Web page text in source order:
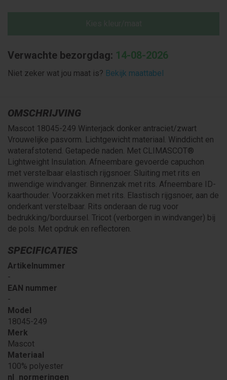
Verwachte bezorgdag: 14-08-2026
Niet zeker wat jou maat is? Bekijk maattabel
OMSCHRIJVING
Mascot 18045-249 Winterjack donker antraciet/zwart
Vrouwelijke pasvorm. Lichtgewicht materiaal. Winddicht en
waterafstotend. Getapede naden. Met CLIMASCOT®
Lightweight Insulation. Afneembare gevoerde capuchon
met verstelbaar elastisch rijgsnoer. Sluiting met rits en
inwendige windvanger. Binnenzak met rits. Afneembare ID-
kaarthouder. Voorzakken met rits. Elastisch rijgsnoer, aan de
onderkant verstelbaar. Rits onderaan de rug voor
bedrukking/borduursel. Tricot (verborgen in windvanger) bij
de pols. Met opdruk en reflectoren.
SPECIFICATIES
Artikelnummer
-
EAN nummer
-
Model
18045-249
Merk
Mascot
Materiaal
100% polyester
nl_normeringen